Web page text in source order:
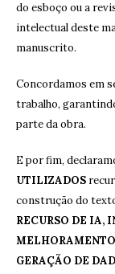
do esboço ou a
intelectual deste
manuscrito.
Concordamos em
trabalho,
parte da obra.
E por fim,
UTILIZADOS
construção do
RECURSO DE IA,
GERAÇÃO DE